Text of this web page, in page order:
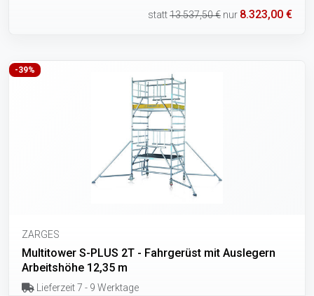
statt13.537,50 € nur 8.323,00 €
-39%
ZARGES
Multitower S-PLUS 2T - Fahrgerüst mit Auslegern
Arbeitshöhe 12,35 m
Lieferzeit 7 - 9 Werktage